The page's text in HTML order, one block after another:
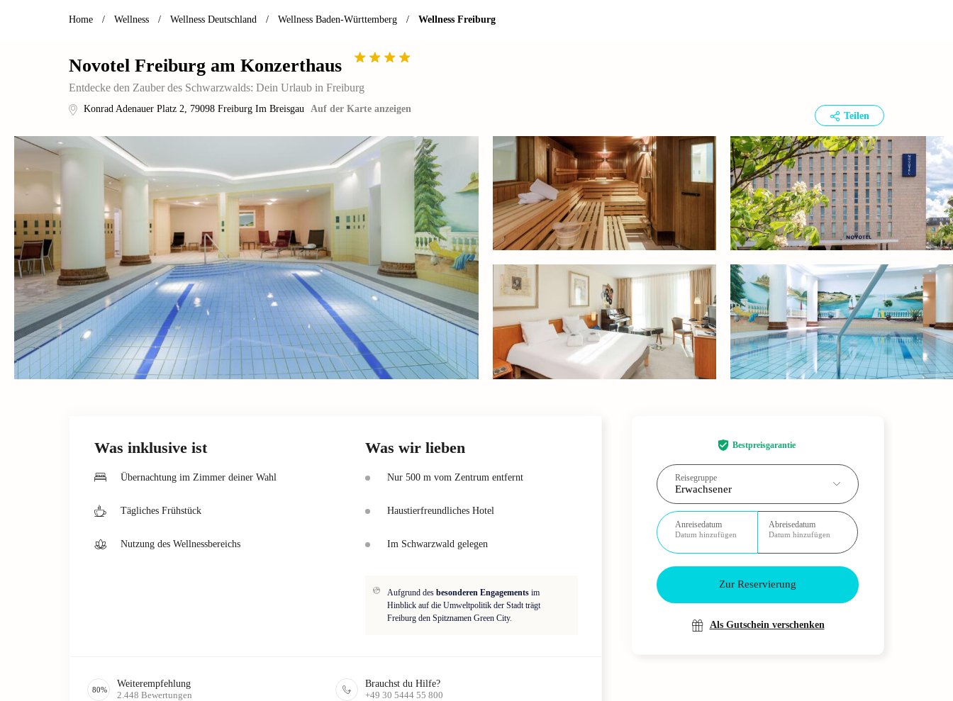
Home / Wellness / Wellness Deutschland / Wellness Baden-Württemberg / Wellness Freiburg
Novotel Freiburg am Konzerthaus
Entdecke den Zauber des Schwarzwalds: Dein Urlaub in Freiburg
Konrad Adenauer Platz 2, 79098 Freiburg Im Breisgau Auf der Karte anzeigen
Teilen
Bestpreisgarantie
Reisegruppe
Erwachsener
Anreisedatum
Datum hinzufügen
Abreisedatum
Datum hinzufügen
Zur Reservierung
Als Gutschein verschenken
Was inklusive ist
Übernachtung im Zimmer deiner Wahl
Tägliches Frühstück
Nutzung des Wellnessbereichs
Was wir lieben
Nur 500 m vom Zentrum entfernt
Haustierfreundliches Hotel
Im Schwarzwald gelegen
Aufgrund des besonderen Engagements im
Hinblick auf die Umweltpolitik der Stadt trägt
Freiburg den Spitznamen Green City.
80%
Weiterempfehlung
2.448 Bewertungen
Brauchst du Hilfe?
+49 30 5444 55 800